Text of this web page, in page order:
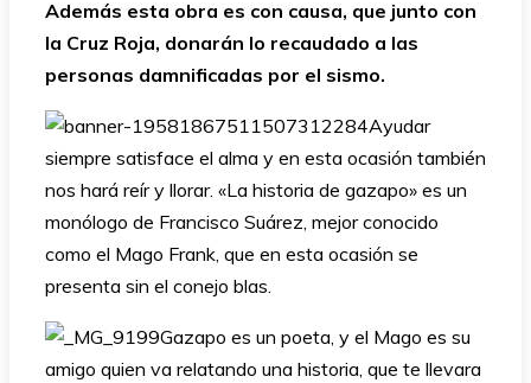
Además esta obra es con causa, que junto con
la Cruz Roja, donarán lo recaudado a las
personas damnificadas por el sismo.
Ayudar
siempre satisface el alma y en esta ocasión también
nos hará reír y llorar. «La historia de gazapo» es un
monólogo de Francisco Suárez, mejor conocido
como el Mago Frank, que en esta ocasión se
presenta sin el conejo blas.
Gazapo es un poeta, y el Mago es su
amigo quien va relatando una historia, que te llevara